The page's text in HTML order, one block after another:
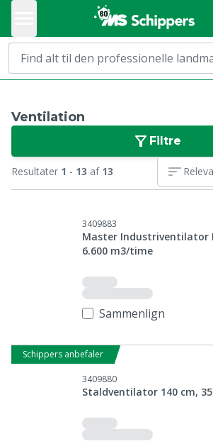
Ventilation
Filtre
Resultater 1 - 13 af 13
3409883
Master Industriventilator
6.600 m3/time
Sammenlign
Schippers anbefaler
3409880
Staldventilator 140 cm,